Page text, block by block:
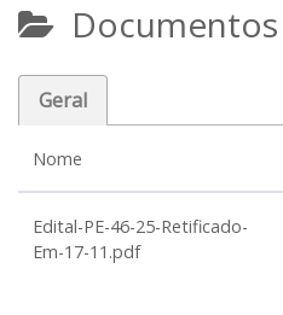
Documentos
Geral
Nome
Edital-PE-46-25-Retificado-
Em-17-11.pdf